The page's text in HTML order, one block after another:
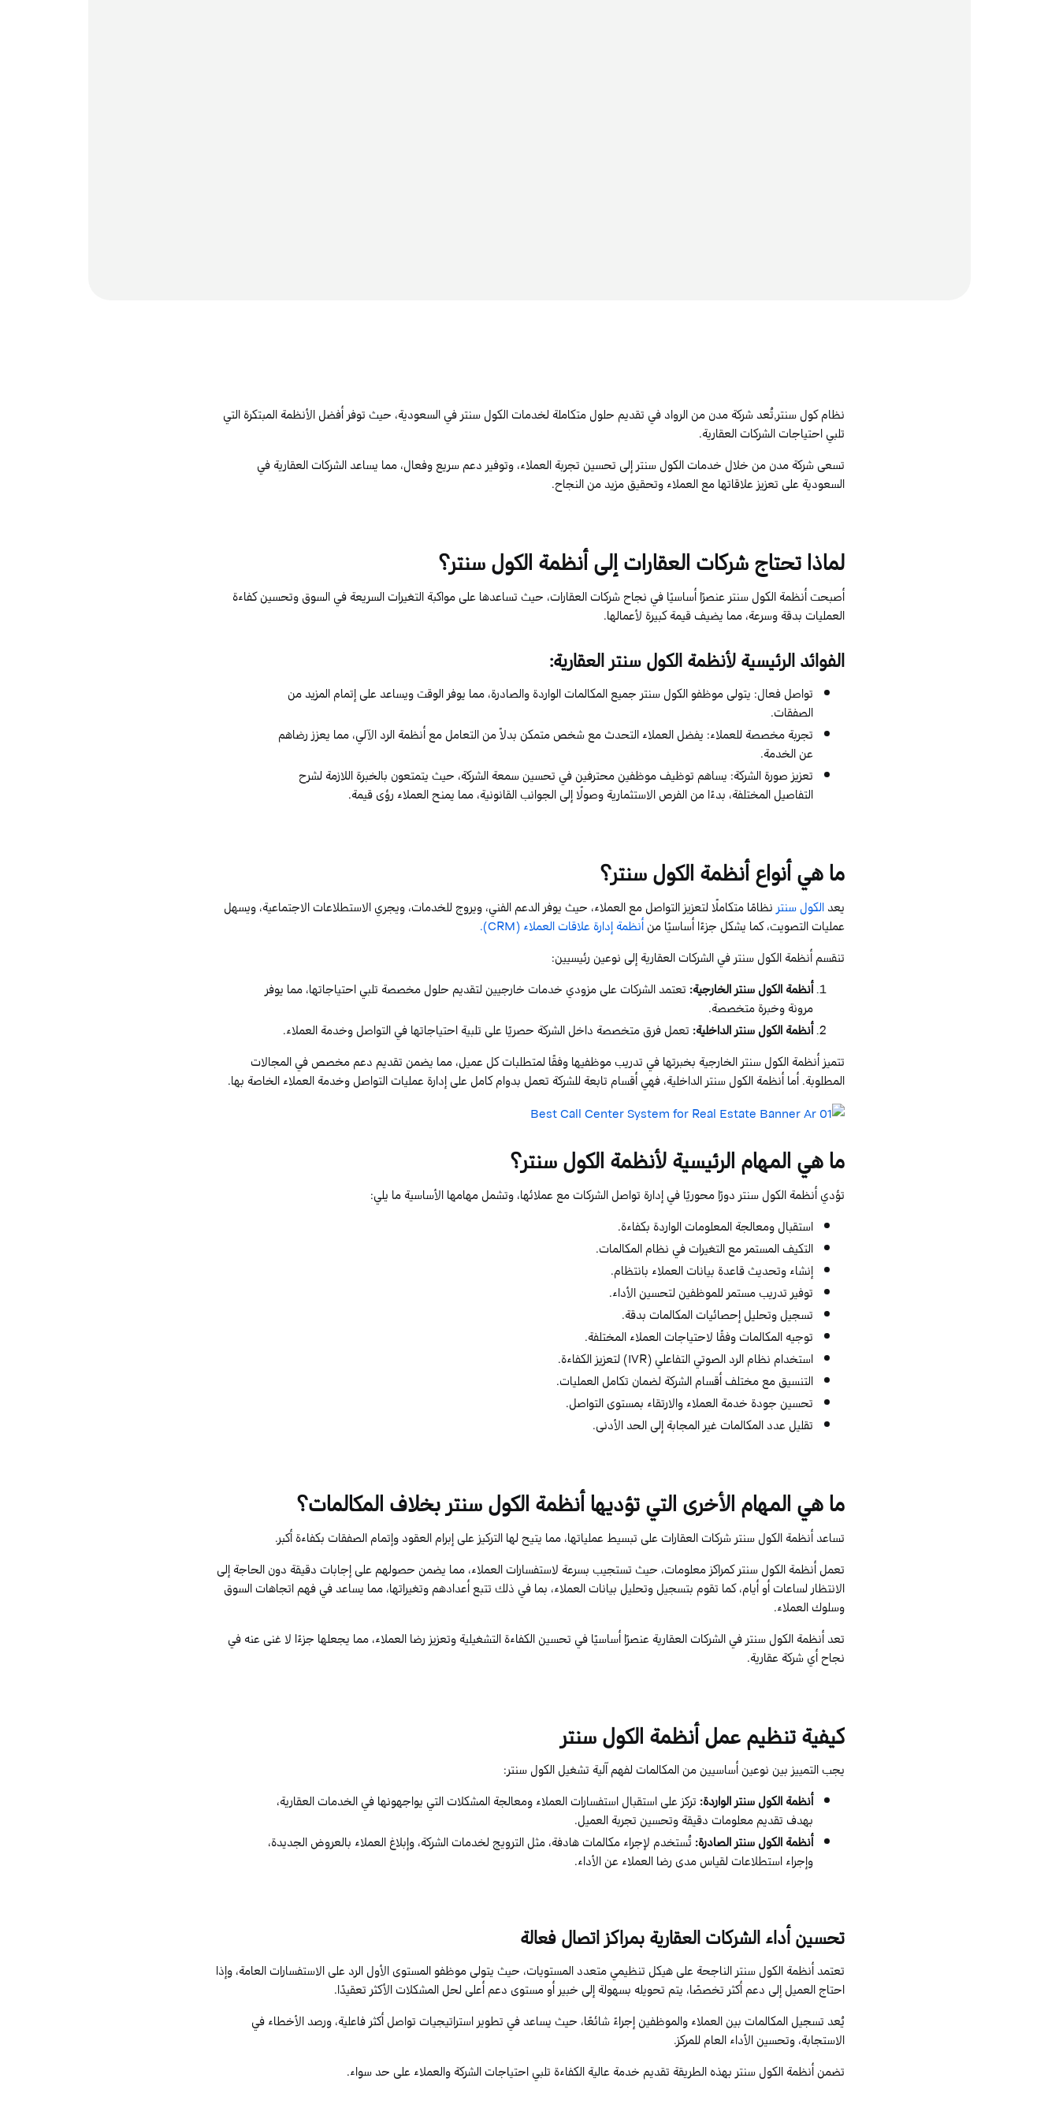
نظام كول سنتر,تُعد شركة مدن من الرواد في تقديم حلول متكاملة لخدمات الكول سنتر في السعودية، حيث توفر أفضل الأنظمة المبتكرة التي
تلبي احتياجات الشركات العقارية.
تسعى شركة مدن من خلال خدمات الكول سنتر إلى تحسين تجربة العملاء، وتوفير دعم سريع وفعال، مما يساعد الشركات العقارية في
السعودية على تعزيز علاقاتها مع العملاء وتحقيق مزيد من النجاح.
لماذا تحتاج شركات العقارات إلى أنظمة الكول سنتر؟
أصبحت أنظمة الكول سنتر عنصرًا أساسيًا في نجاح شركات العقارات، حيث تساعدها على مواكبة التغيرات السريعة في السوق وتحسين كفاءة
العمليات بدقة وسرعة، مما يضيف قيمة كبيرة لأعمالها.
الفوائد الرئيسية لأنظمة الكول سنتر العقارية:
تواصل فعال: يتولى موظفو الكول سنتر جميع المكالمات الواردة والصادرة، مما يوفر الوقت ويساعد على إتمام المزيد من
الصفقات.
تجربة مخصصة للعملاء: يفضل العملاء التحدث مع شخص متمكن بدلاً من التعامل مع أنظمة الرد الآلي، مما يعزز رضاهم
عن الخدمة.
تعزيز صورة الشركة: يساهم توظيف موظفين محترفين في تحسين سمعة الشركة، حيث يتمتعون بالخبرة اللازمة لشرح
التفاصيل المختلفة، بدءًا من الفرص الاستثمارية وصولًا إلى الجوانب القانونية، مما يمنح العملاء رؤى قيمة.
ما هي أنواع أنظمة الكول سنتر؟
يعدالكول سنترنظامًا متكاملًا لتعزيز التواصل مع العملاء، حيث يوفر الدعم الفني، ويروج للخدمات، ويجري الاستطلاعات الاجتماعية، ويسهل
عمليات التصويت، كما يشكل جزءًا أساسيًا منأنظمة إدارة علاقات العملاء (CRM).
تنقسم أنظمة الكول سنتر في الشركات العقارية إلى نوعين رئيسيين:
أنظمة الكول سنتر الخارجية:تعتمد الشركات على مزودي خدمات خارجيين لتقديم حلول مخصصة تلبي احتياجاتها، مما يوفر
مرونة وخبرة متخصصة.
أنظمة الكول سنتر الداخلية:تعمل فرق متخصصة داخل الشركة حصريًا على تلبية احتياجاتها في التواصل وخدمة العملاء.
تتميز أنظمة الكول سنتر الخارجية بخبرتها في تدريب موظفيها وفقًا لمتطلبات كل عميل، مما يضمن تقديم دعم مخصص في المجالات
المطلوبة. أما أنظمة الكول سنتر الداخلية، فهي أقسام تابعة للشركة تعمل بدوام كامل على إدارة عمليات التواصل وخدمة العملاء الخاصة بها.
ما هي المهام الرئيسية لأنظمة الكول سنتر؟
تؤدي أنظمة الكول سنتر دورًا محوريًا في إدارة تواصل الشركات مع عملائها، وتشمل مهامها الأساسية ما يلي:
استقبال ومعالجة المعلومات الواردة بكفاءة.
التكيف المستمر مع التغيرات في نظام المكالمات.
إنشاء وتحديث قاعدة بيانات العملاء بانتظام.
توفير تدريب مستمر للموظفين لتحسين الأداء.
تسجيل وتحليل إحصائيات المكالمات بدقة.
توجيه المكالمات وفقًا لاحتياجات العملاء المختلفة.
استخدام نظام الرد الصوتي التفاعلي (IVR) لتعزيز الكفاءة.
التنسيق مع مختلف أقسام الشركة لضمان تكامل العمليات.
تحسين جودة خدمة العملاء والارتقاء بمستوى التواصل.
تقليل عدد المكالمات غير المجابة إلى الحد الأدنى.
ما هي المهام الأخرى التي تؤديها أنظمة الكول سنتر بخلاف المكالمات؟
تساعد أنظمة الكول سنتر شركات العقارات على تبسيط عملياتها، مما يتيح لها التركيز على إبرام العقود وإتمام الصفقات بكفاءة أكبر.
تعمل أنظمة الكول سنتر كمراكز معلومات، حيث تستجيب بسرعة لاستفسارات العملاء، مما يضمن حصولهم على إجابات دقيقة دون الحاجة إلى
الانتظار لساعات أو أيام، كما تقوم بتسجيل وتحليل بيانات العملاء، بما في ذلك تتبع أعدادهم وتغيراتها، مما يساعد في فهم اتجاهات السوق
وسلوك العملاء.
تعد أنظمة الكول سنتر في الشركات العقارية عنصرًا أساسيًا في تحسين الكفاءة التشغيلية وتعزيز رضا العملاء، مما يجعلها جزءًا لا غنى عنه في
نجاح أي شركة عقارية.
كيفية تنظيم عمل أنظمة الكول سنتر
يجب التمييز بين نوعين أساسيين من المكالمات لفهم آلية تشغيل الكول سنتر:
أنظمة الكول سنتر الواردة:تركز على استقبال استفسارات العملاء ومعالجة المشكلات التي يواجهونها في الخدمات العقارية،
بهدف تقديم معلومات دقيقة وتحسين تجربة العميل.
أنظمة الكول سنتر الصادرة:تُستخدم لإجراء مكالمات هادفة، مثل الترويج لخدمات الشركة، وإبلاغ العملاء بالعروض الجديدة،
وإجراء استطلاعات لقياس مدى رضا العملاء عن الأداء.
تحسين أداء الشركات العقارية بمراكز اتصال فعالة
تعتمد أنظمة الكول سنتر الناجحة على هيكل تنظيمي متعدد المستويات، حيث يتولى موظفو المستوى الأول الرد على الاستفسارات العامة، وإذا
احتاج العميل إلى دعم أكثر تخصصًا، يتم تحويله بسهولة إلى خبير أو مستوى دعم أعلى لحل المشكلات الأكثر تعقيدًا.
يُعد تسجيل المكالمات بين العملاء والموظفين إجراءً شائعًا، حيث يساعد في تطوير استراتيجيات تواصل أكثر فاعلية، ورصد الأخطاء في
الاستجابة، وتحسين الأداء العام للمركز.
تضمن أنظمة الكول سنتر بهذه الطريقة تقديم خدمة عالية الكفاءة تلبي احتياجات الشركة والعملاء على حد سواء.